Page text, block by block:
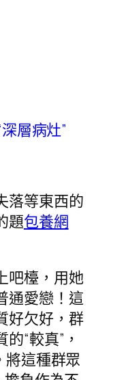
層病灶”
落等東西的
題包養網
吧檯，用她
通愛戀！這
好欠好，群
“較真”，
這種群眾